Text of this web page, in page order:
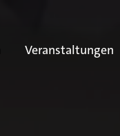
Veranstaltungen